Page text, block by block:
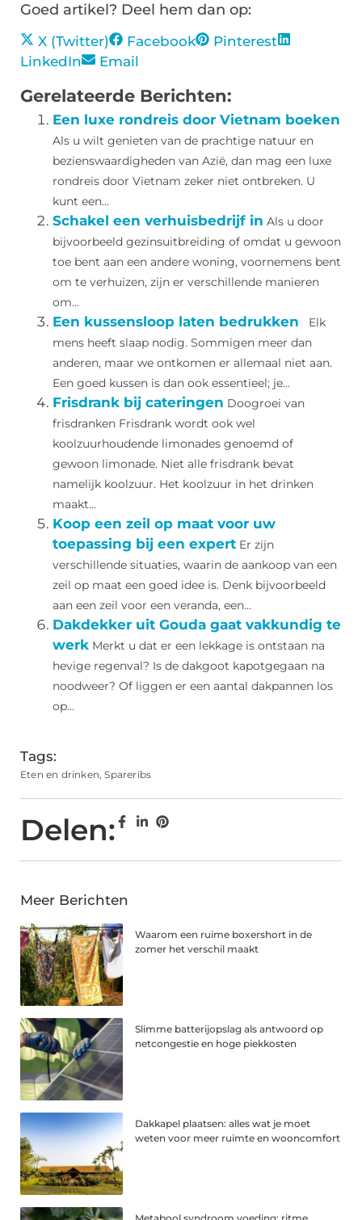
Goed artikel? Deel hem dan op:
X (Twitter) Facebook
Pinterest
LinkedIn
Email
Gerelateerde Berichten:
Een luxe rondreis door Vietnam boeken
Als u wilt genieten van de prachtige natuur en
bezienswaardigheden van Azië, dan mag een luxe
rondreis door Vietnam zeker niet ontbreken. U
kunt een...
Schakel een verhuisbedrijf in Als u door
bijvoorbeeld gezinsuitbreiding of omdat u gewoon
toe bent aan een andere woning, voornemens bent
om te verhuizen, zijn er verschillende manieren
om...
Een kussensloop laten bedrukken
Elk
mens heeft slaap nodig. Sommigen meer dan
anderen, maar we ontkomen er allemaal niet aan.
Een goed kussen is dan ook essentieel; je...
Frisdrank bij cateringen Doogroei van
frisdranken Frisdrank wordt ook wel
koolzuurhoudende limonades genoemd of
gewoon limonade. Niet alle frisdrank bevat
namelijk koolzuur. Het koolzuur in het drinken
maakt...
Koop een zeil op maat voor uw
toepassing bij een expert Er zijn
verschillende situaties, waarin de aankoop van een
zeil op maat een goed idee is. Denk bijvoorbeeld
aan een zeil voor een veranda, een...
Dakdekker uit Gouda gaat vakkundig te
werk Merkt u dat er een lekkage is ontstaan na
hevige regenval? Is de dakgoot kapotgegaan na
noodweer? Of liggen er een aantal dakpannen los
op...
Tags:
Eten en drinken,Spareribs
Delen:
Meer Berichten
Waarom een ruime boxershort in de
zomer het verschil maakt
Slimme batterijopslag als antwoord op
netcongestie en hoge piekkosten
Dakkapel plaatsen: alles wat je moet
weten voor meer ruimte en wooncomfort